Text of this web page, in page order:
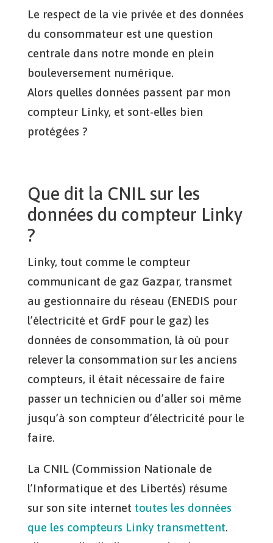
Le respect de la vie privée et des données
du consommateur est une question
centrale dans notre monde en plein
bouleversement numérique.
Alors quelles données passent par mon
compteur Linky, et sont-elles bien
protégées ?
Que dit la CNIL sur les
données du compteur Linky
?
Linky, tout comme le compteur
communicant de gaz Gazpar, transmet
au gestionnaire du réseau (ENEDIS pour
l’électricité et GrdF pour le gaz) les
données de consommation, là où pour
relever la consommation sur les anciens
compteurs, il était nécessaire de faire
passer un technicien ou d’aller soi même
jusqu’à son compteur d’électricité pour le
faire.
La CNIL (Commission Nationale de
l’Informatique et des Libertés) résume
sur son site internet toutes les données
que les compteurs Linky transmettent.